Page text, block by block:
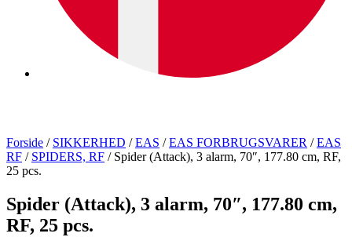
Forside / SIKKERHED /EAS /EAS FORBRUGSVARER /EAS
RF / SPIDERS, RF / Spider (Attack), 3 alarm, 70″, 177.80 cm, RF,
25 pcs.
Spider (Attack), 3 alarm, 70″, 177.80 cm,
RF, 25 pcs.